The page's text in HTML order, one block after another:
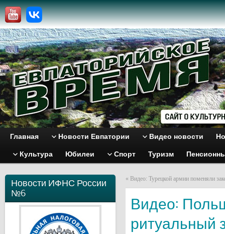
Главная Новости Евпатории Видео новости
Культура Юбилеи Спорт Туризм
Новости ИФНС России
№6
« Видео: Турецкой армии поменяли
Видео:
ритуальный